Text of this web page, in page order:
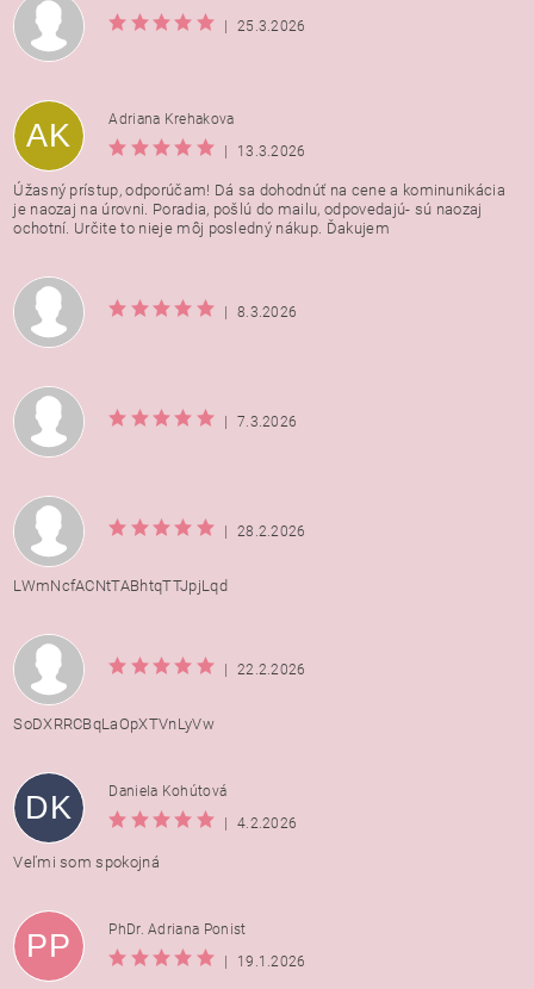
| 25.3.2026
AK
Adriana Krehakova
|
13.3.2026
Úžasný prístup, odporúčam! Dá sa dohodnúť na cene a kominunikácia
je naozaj na úrovni. Poradia, pošlú do mailu, odpovedajú- sú naozaj
ochotní. Určite to nieje môj posledný nákup. Ďakujem
| 8.3.2026
| 7.3.2026
| 28.2.2026
LWmNcfACNtTABhtqTTJpjLqd
| 22.2.2026
SoDXRRCBqLaOpXTVnLyVw
DK
Daniela Kohútová
|
4.2.2026
Veľmi som spokojná
PP
PhDr. Adriana Ponist
|
19.1.2026